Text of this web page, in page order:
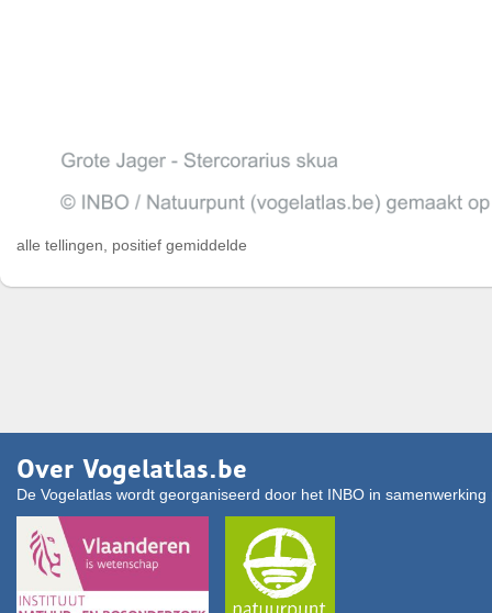
alle tellingen, positief gemiddelde
Over Vogelatlas.be
De Vogelatlas wordt georganiseerd door het INBO in